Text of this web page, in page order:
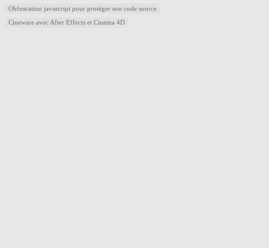
Obfuscation javascript pour protéger son code source
Cineware avec After Effects et Cinema 4D